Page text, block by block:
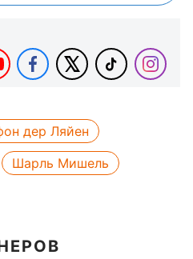
дер Ляйен
Шарль Мишель